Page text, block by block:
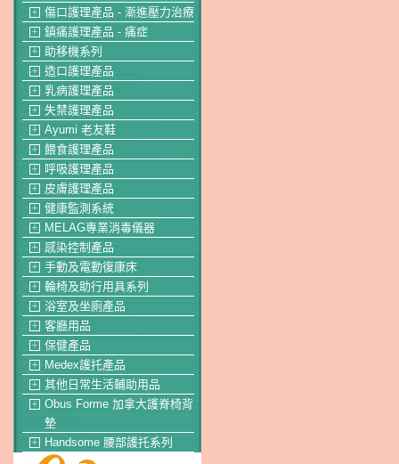
＋ 傷口護理產品 - 漸進壓力治療
＋ 鎮痛護理產品 - 痛症
＋ 助移機系列
＋ 造口護理產品
＋ 乳病護理產品
＋ 失禁護理產品
＋ Ayumi 老友鞋
＋ 餵食護理產品
＋ 呼吸護理產品
＋ 皮膚護理產品
＋ 健康監測系統
＋ MELAG專業消毒儀器
＋ 感染控制產品
＋ 手動及電動復康床
＋ 輪椅及助行用具系列
＋ 浴室及坐廁產品
＋ 客廳用品
＋ 保健產品
＋ Medex護托產品
＋ 其他日常生活輔助用品
＋
Obus Forme 加拿大護脊椅背
墊
＋ Handsome 腰部護托系列